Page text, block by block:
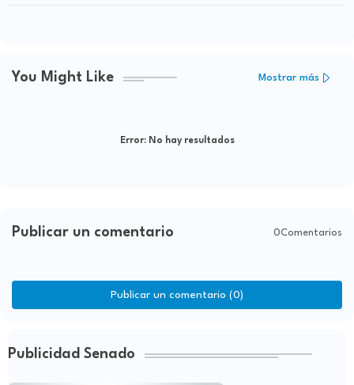
You Might Like Mostrar más
Error:No hay resultados
Publicar un comentario 0Comentarios
Publicar un comentario (0)
Publicidad Senado